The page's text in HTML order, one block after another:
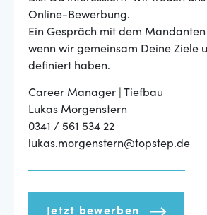
Online-Bewerbung.
Ein Gespräch mit dem
wenn wir gemeinsam Deine Ziele
definiert haben.
Career Manager | Tiefbau
Lukas Morgenstern
0341 / 561 534 22
lukas.morgenstern@topstep.de
Jetzt bewerben